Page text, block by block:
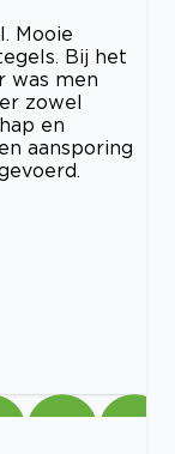
Mooie
Bij het
was men
zowel
en
aansporing